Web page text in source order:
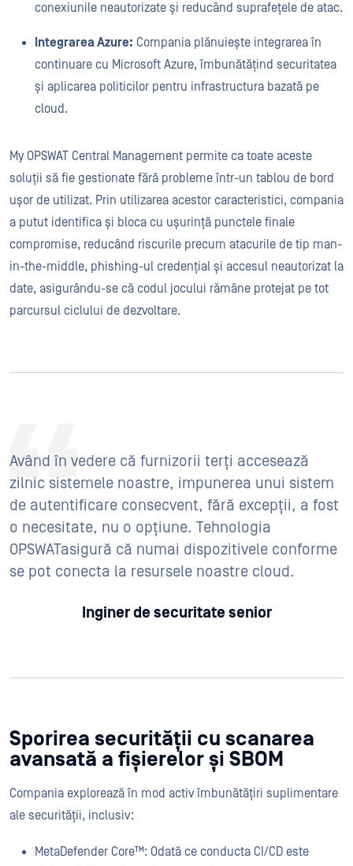
conexiunile neautorizate și reducând suprafețele de atac.
Integrarea Azure: Compania plănuiește integrarea în
continuare cu Microsoft Azure, îmbunătățind securitatea
și aplicarea politicilor pentru infrastructura bazată pe
cloud.
My OPSWAT Central Management permite ca toate aceste
soluții să fie gestionate fără probleme într-un tablou de bord
ușor de utilizat. Prin utilizarea acestor caracteristici, compania
a putut identifica și bloca cu ușurință punctele finale
compromise, reducând riscurile precum atacurile de tip man-
in-the-middle, phishing-ul credențial și accesul neautorizat la
date, asigurându-se că codul jocului rămâne protejat pe tot
parcursul ciclului de dezvoltare.
Având în vedere că furnizorii terți accesează
zilnic sistemele noastre, impunerea unui sistem
de autentificare consecvent, fără excepții, a fost
o necesitate, nu o opțiune. Tehnologia
OPSWATasigură că numai dispozitivele conforme
se pot conecta la resursele noastre cloud.
Inginer de securitate senior
Sporirea securității cu scanarea
avansată a fișierelor și SBOM
Compania explorează în mod activ îmbunătățiri suplimentare
ale securității, inclusiv:
MetaDefender Core™: Odată ce conducta CI/CD este